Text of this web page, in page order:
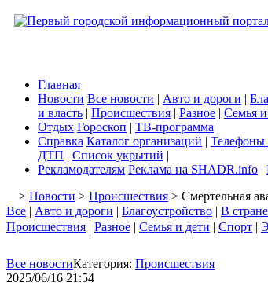
Главная
Новости Все новости | Авто и дороги |
и власть | Происшествия | Разное | Семья и
Отдых Гороскоп | ТВ-программа |
Справка Каталог организаций | Телефоны
ДТП | Список укрытий |
Рекламодателям Реклама на SHADR.info |
> Новости > Происшествия > Смертельная
Все | Авто и дороги | Благоустройство | В
Происшествия | Разное | Семья и дети | Спорт |
Все новостиКатегория: Происшествия
2025/06/16 21:54